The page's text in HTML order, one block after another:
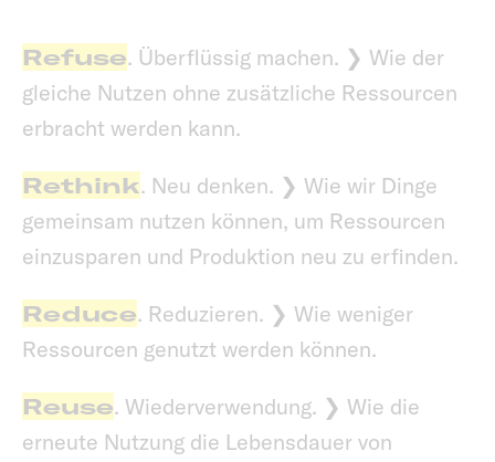
Refuse. Überflüssig machen. ❯ Wie der
gleiche Nutzen ohne zusätzliche Ressourcen
erbracht werden kann.
Rethink. Neu denken. ❯ Wie wir Dinge
gemeinsam nutzen können, um Ressourcen
einzusparen und Produktion neu zu erfinden.
Reduce. Reduzieren. ❯ Wie weniger
Ressourcen genutzt werden können.
Reuse. Wiederverwendung. ❯ Wie die
erneute Nutzung die Lebensdauer von